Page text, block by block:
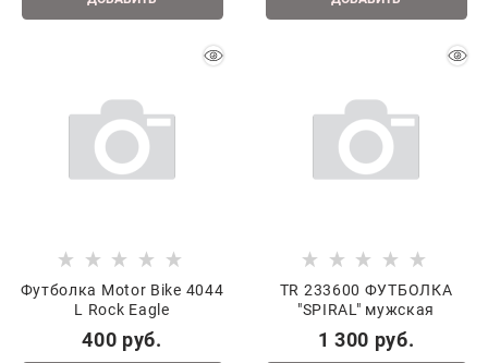
Футболка Motor Bike 4044
L Rock Eagle
400 руб.
TR 233600 ФУТБОЛКА
"SPIRAL" мужская
1 300 руб.